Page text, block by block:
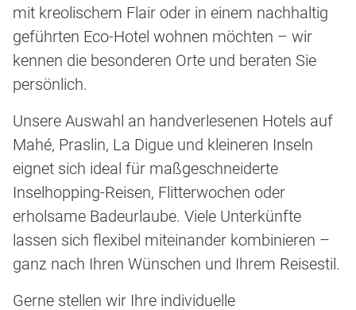
mit kreolischem Flair oder in einem nachhaltig
geführten Eco-Hotel wohnen möchten – wir
kennen die besonderen Orte und beraten Sie
persönlich.
Unsere Auswahl an handverlesenen Hotels auf
Mahé, Praslin, La Digue und kleineren Inseln
eignet sich ideal für maßgeschneiderte
Inselhopping-Reisen, Flitterwochen oder
erholsame Badeurlaube. Viele Unterkünfte
lassen sich flexibel miteinander kombinieren –
ganz nach Ihren Wünschen und Ihrem Reisestil.
Gerne stellen wir Ihre individuelle